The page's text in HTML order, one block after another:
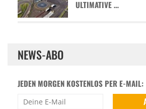
ULTIMATIVE …
NEWS-ABO
JEDEN MORGEN KOSTENLOS PER E-MAIL: